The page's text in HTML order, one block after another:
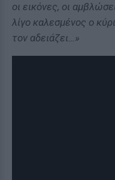
οι εικόνες, οι
λίγο καλεσμένος ο
τον αδειάζει…»